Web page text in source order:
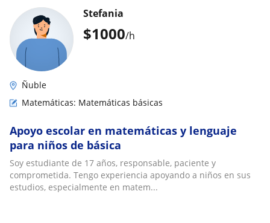
$1000/h
Stefania
Ñuble
Matemáticas: Matemáticas básicas
Apoyo escolar en matemáticas y lenguaje
para niños de básica
Soy estudiante de 17 años, responsable, paciente y
comprometida. Tengo experiencia apoyando a niños en sus
estudios, especialmente en matem...